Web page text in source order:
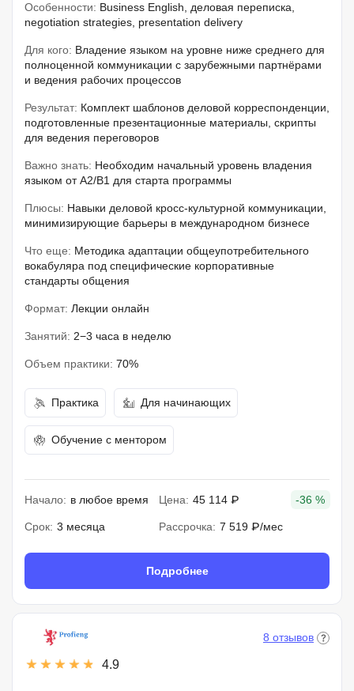
Особенности: Business English, деловая переписка,
negotiation strategies, presentation delivery
Для кого: Владение языком на уровне ниже среднего для
полноценной коммуникации с зарубежными партнёрами
и ведения рабочих процессов
Результат: Комплект шаблонов деловой корреспонденции,
подготовленные презентационные материалы, скрипты
для ведения переговоров
Важно знать: Необходим начальный уровень владения
языком от A2/B1 для старта программы
Плюсы: Навыки деловой кросс-культурной коммуникации,
минимизирующие барьеры в международном бизнесе
Что еще: Методика адаптации общеупотребительного
вокабуляра под специфические корпоративные
стандарты общения
Формат: Лекции онлайн
Занятий: 2−3 часа в неделю
Объем практики: 70%
Практика Для начинающих
Обучение с ментором
Начало: в любое время Цена: 45 114 ₽ -36 %
Срок: 3 месяца Рассрочка: 7 519 ₽/мес
Подробнее
4.9
8 отзывов